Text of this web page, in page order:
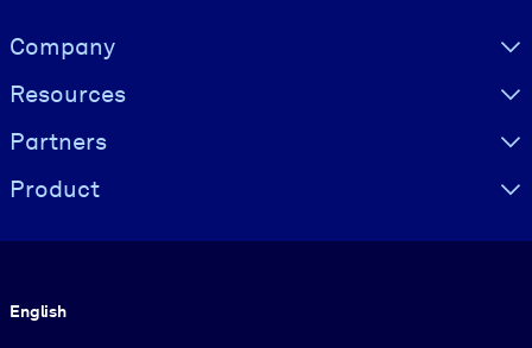
Visually hidden Text
Company
Resources
Partners
Product
English